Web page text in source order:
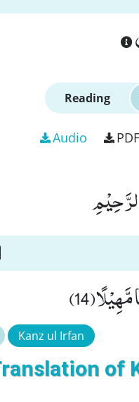
Reading
Audio PDF
Kanz ul Irfan
of